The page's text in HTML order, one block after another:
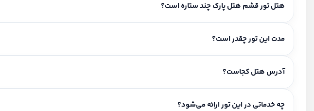
هتل تور قشم هتل پارک چند ستاره است؟
این هتل ۲ ستاره است.
مدت این تور چقدر است؟
مدت اقامت و برنامه سفر: ۲ شب و ۳ روز.
آدرس هتل کجاست؟
بلوار آزادگانجنب هلال احمر
چه خدماتی در این تور ارائه می‌شود؟